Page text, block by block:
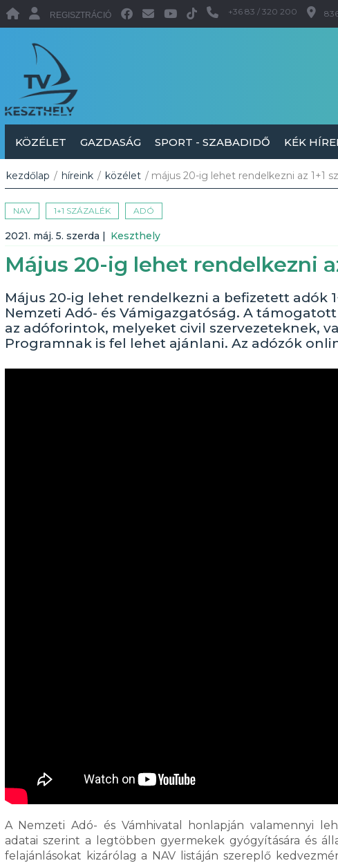
REGISZTRÁCIÓ +36 83 / 320 200
KÖZÉLET GAZDASÁG SPORT - SZABADIDŐ KÉK
kezdőlap / híreink / közélet / május 20-ig lehet rendelkezni az 1+1
NAV 1+1 SZÁZALÉK ADÓ
2021. máj. 5. szerda | Keszthely
Május 20-ig lehet rendelkezni
Május 20-ig lehet rendelkezni a befizetett adók
Nemzeti Adó- és Vámigazgatóság. A
az adóforintok, melyeket civil szervezeteknek,
Programnak is fel lehet ajánlani. Az adózók
A Nemzeti Adó- és Vámhivatal honlapján valamennyi
adatai szerint a legtöbben gyermekek gyógyítására és
felajánlásokat kizárólag a NAV listáján szereplő